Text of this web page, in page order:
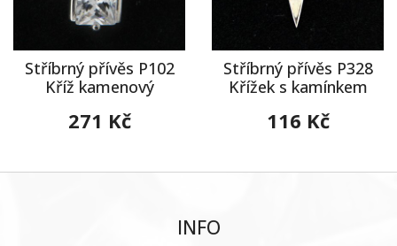
Stříbrný přívěs P102
Kříž kamenový
271 Kč
Stříbrný přívěs P328
Křížek s kamínkem
116 Kč
INFO